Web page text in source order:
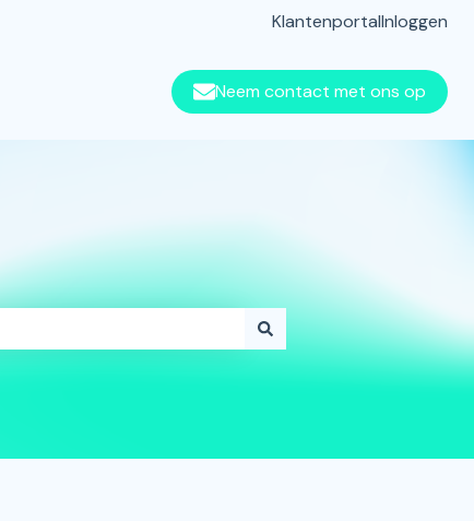
KlantenportalInloggen
Neem contact met ons op